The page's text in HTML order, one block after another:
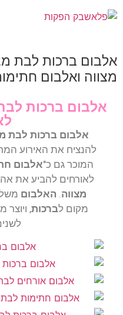
אלבום ברכות לבת
מצווה ואלבום
אלבום ברכות
אלבום ברכות לבת
להנציח את האירוע
המוכר גם כ"אלבום
לאורחים להביע את
מצווה. האלבום
מקום לברכות,